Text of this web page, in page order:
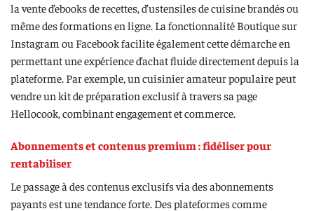
la vente d’ebooks de recettes, d’ustensiles de cuisine brandés ou
même des formations en ligne. La fonctionnalité Boutique sur
Instagram ou Facebook facilite également cette démarche en
permettant une expérience d’achat fluide directement depuis la
plateforme. Par exemple, un cuisinier amateur populaire peut
vendre un kit de préparation exclusif à travers sa page
Hellocook, combinant engagement et commerce.
Abonnements et contenus premium : fidéliser pour
rentabiliser
Le passage à des contenus exclusifs via des abonnements
payants est une tendance forte. Des plateformes comme